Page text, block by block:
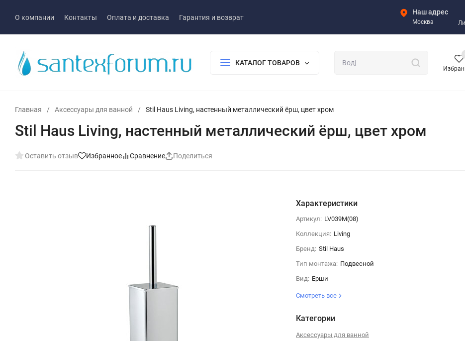
О компании Контакты Оплата и доставка Гарантия и возврат
Наш адрес
Москва
КАТАЛОГ ТОВАРОВ
Главная / Аксессуары для ванной / Stil Haus Living, настенный металлический ёрш, цвет хром
Stil Haus Living, настенный металлический ёрш, цвет хром
Оставить отзыв Избранное Сравнение Поделиться
Характеристики
Артикул: LV039M(08)
Коллекция: Living
Бренд: Stil Haus
Тип монтажа: Подвесной
Вид: Ерши
Смотреть все
Категории
Аксессуары для ванной